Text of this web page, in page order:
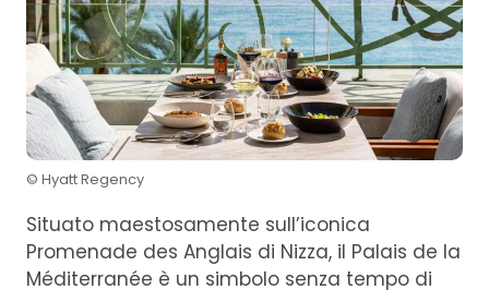
© Hyatt Regency
Situato maestosamente sull’iconica
Promenade des Anglais di Nizza, il Palais de la
Méditerranée è un simbolo senza tempo di